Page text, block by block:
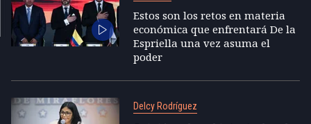
Estos son los retos en materia
económica que enfrentará De la
Espriella una vez asuma el
poder
Delcy Rodríguez